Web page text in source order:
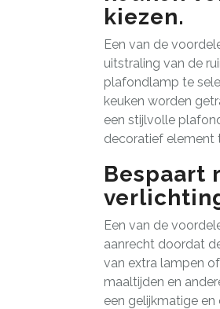
kiezen.
Een van de
uitstraling van de
plafondlamp te
keuken worden
een stijlvolle
decoratief element
Bespaart
Een van de
aanrecht doordat
van extra lampen
maaltijden en
een gelijkmatige